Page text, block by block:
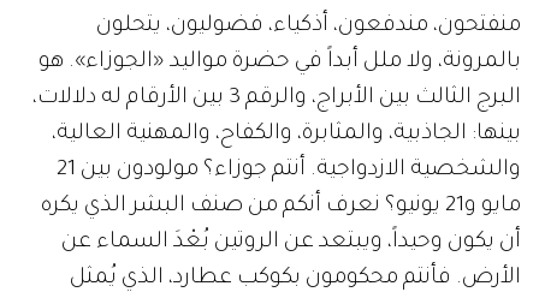
منفتحون، مندفعون، أذكياء، فضوليون، يتحلون
بالمرونة، ولا ملل أبداً في حضرة مواليد «الجوزاء». هو
البرج الثالث بين الأبراج، والرقم 3 بين الأرقام له دلالات،
بينها: الجاذبية، والمثابرة، والكفاح، والمهنية العالية،
والشخصية الازدواجية. أنتم جوزاء؟ مولودون بين 21
مايو و21 يونيو؟ نعرف أنكم من صنف البشر الذي يكره
أن يكون وحيداً، ويبتعد عن الروتين بُعْدَ السماء عن
الأرض. فأنتم محكومون بكوكب عطارد، الذي يُمثل